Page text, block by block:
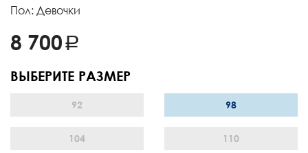
Пол: Девочки
8 700
ВЫБЕРИТЕ РАЗМЕР
92 98
104 110